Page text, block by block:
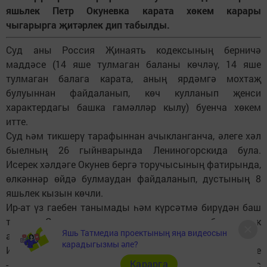
яшьлек Петр Окуневка карата хөкем карары
чыгарырга җитәрлек дип табылды.
Суд аны Россия Җинаять кодексының берничә
маддәсе (14 яше тулмаган баланы көчләү, 14 яше
тулмаган балага карата, аның ярдәмгә мохтаҗ
булуыннан файдаланып, көч кулланып җенси
характердагы башка гамәлләр кылу) буенча хөкем
итте.
Суд һәм тикшерү тарафыннан ачыкланганча, әлеге хәл
быелның 26 гыйнварында Лениногорскида була.
Исерек хәлдәге Окунев бергә торучысының фатирында,
өлкәннәр өйдә булмаудан файдаланып, дустының 8
яшьлек кызын көчли.
Ир-ат үз гаебен танымады һәм күрсәтмә бирүдән баш
тартты. Суд аны тикшерүчеләрнең үтенече буенча сак
астына алган иде.
Инде Петр Окунев кылган гамәлләре өчен хөкем ителде
Яшь Татмедиа проектының яңа видеосын
карадыгызмы әле?
Карарга